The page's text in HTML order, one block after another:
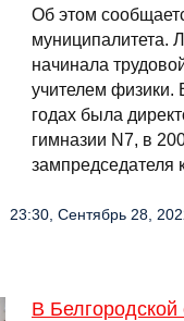
Об этом
муниципалитета.
начинала
учителем физики.
годах была
гимназии N7, в
зампредседателя
23:30, Сентябрь 28,
В Белгородской